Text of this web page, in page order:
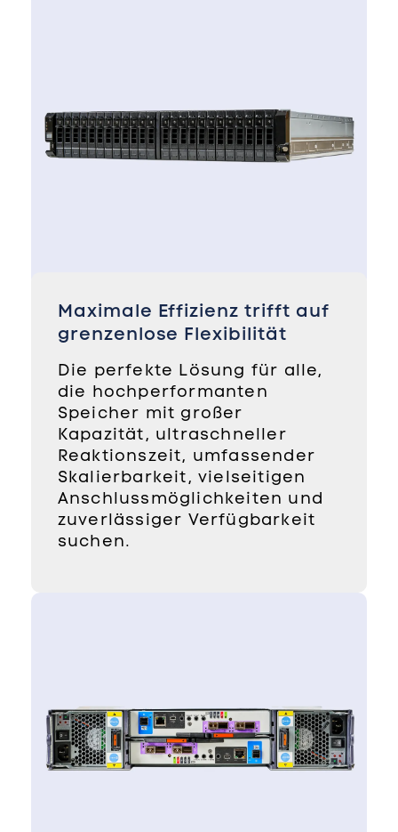
Maximale Effizienz trifft auf
grenzenlose Flexibilität
Die perfekte Lösung für alle,
die hochperformanten
Speicher mit großer
Kapazität, ultraschneller
Reaktionszeit, umfassender
Skalierbarkeit, vielseitigen
Anschlussmöglichkeiten und
zuverlässiger Verfügbarkeit
suchen.